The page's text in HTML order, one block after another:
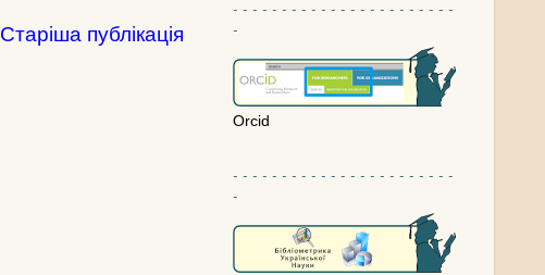
Старіша публікація
- - - - - - - - - - - - - - - - - - - - - - -
-
Orcid
- - - - - - - - - - - - - - - - - - - - - - -
-